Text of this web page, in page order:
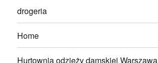
drogeria
Home
Hurtownia odzieży damskiej Warszawa